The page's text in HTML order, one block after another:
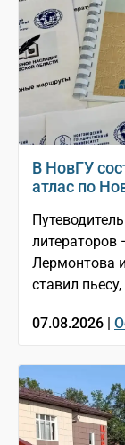
В НовГУ
атлас по
Лермонтова
ставил
07.08.2026 |